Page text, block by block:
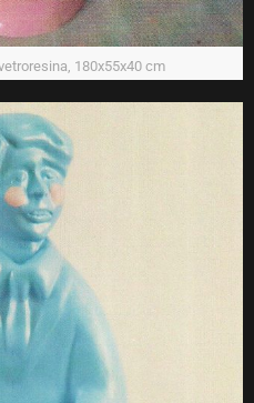
180x55x40 cm